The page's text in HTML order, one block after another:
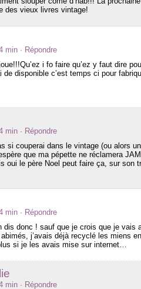
des vieux livres vintage!
min · Répondre
i fo faire qu’ez y faut dire
de disponible c’est temps ci pour
min · Répondre
si couperai dans le vintage (ou alors
que ma pépette ne réclamera
oui le père Noel peut faire ça, sur son
min · Répondre
dis donc ! sauf que je crois que je
abimés, j’avais déjà recyclé les miens
si je les avais mise sur internet…
min · Répondre